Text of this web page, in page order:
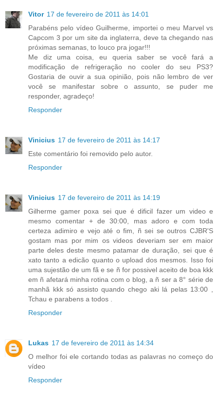
Vitor 17 de fevereiro de 2011 às 14:01
Parabéns pelo vídeo Guilherme, importei o meu Marvel vs
Capcom 3 por um site da inglaterra, deve ta chegando nas
próximas semanas, to louco pra jogar!!!
Me diz uma coisa, eu queria saber se você fará a
modificação de refrigeração no cooler do seu PS3?
Gostaria de ouvir a sua opinião, pois não lembro de ver
você se manifestar sobre o assunto, se puder me
responder, agradeço!
Responder
Vinicius 17 de fevereiro de 2011 às 14:17
Este comentário foi removido pelo autor.
Responder
Vinicius 17 de fevereiro de 2011 às 14:19
Gilherme gamer poxa sei que é dificil fazer um video e
mesmo comentar + de 30:00, mas adoro e com toda
certeza adimiro e vejo até o fim, ñ sei se outros CJBR'S
gostam mas por mim os videos deveriam ser em maior
parte deles deste mesmo patamar de duração, sei que é
xato tanto a edicão quanto o upload dos mesmos. Isso foi
uma sujestão de um fã e se ñ for possivel aceito de boa kkk
em ñ afetará minha rotina com o blog, a ñ ser a 8° série de
manhã kkk só assisto quando chego aki lá pelas 13:00 ,
Tchau e parabens a todos .
Responder
Lukas 17 de fevereiro de 2011 às 14:34
O melhor foi ele cortando todas as palavras no começo do
vídeo
Responder